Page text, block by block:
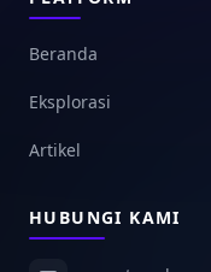
Beranda
Eksplorasi
Artikel
HUBUNGI KAMI